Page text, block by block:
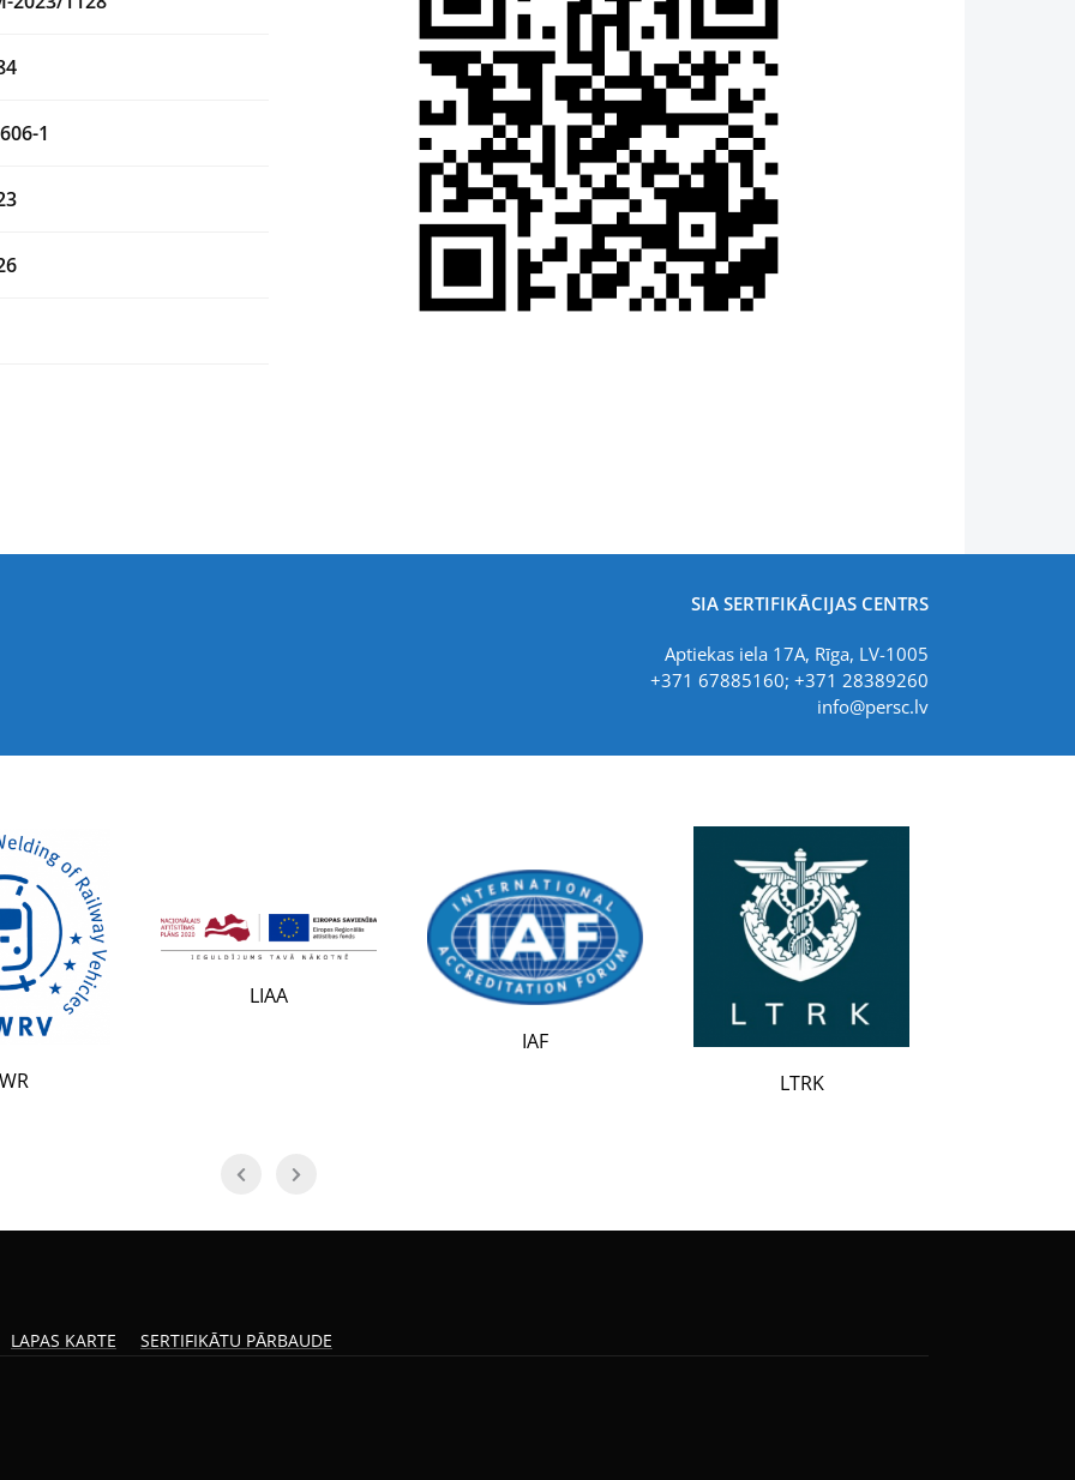
1
SIA SERTIFIKĀCIJAS CENTRS
Aptiekas iela 17A, Rīga, LV-1005
+371 67885160; +371 28389260
info@persc.lv
LIAA
LATAK
LAPAS KARTE SERTIFIKĀTU PĀRBAUDE